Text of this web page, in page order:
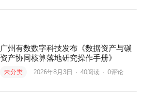
广州有数数字科技发布《数据资产与碳
资产协同核算落地研究操作手册》
未分类 2026年8月3日 · 40阅读 · 0评论